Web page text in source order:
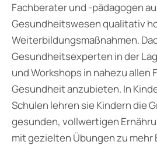
Fachberater und -pädagogen
Gesundheitswesen qualitativ
Weiterbildungsmaßnahmen.
Gesundheitsexperten in der
und Workshops in nahezu allen
Gesundheit anzubieten. In
Schulen lehren sie Kindern die
gesunden, vollwertigen
mit gezielten Übungen zu mehr